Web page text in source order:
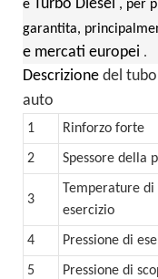
e Turbo Diesel , per
garantita,
e mercati europei .
Descrizione del
auto
1 Rinforzo forte
2 Spessore della
3
Temperature di
esercizio
4 Pressione di
5 Pressione di